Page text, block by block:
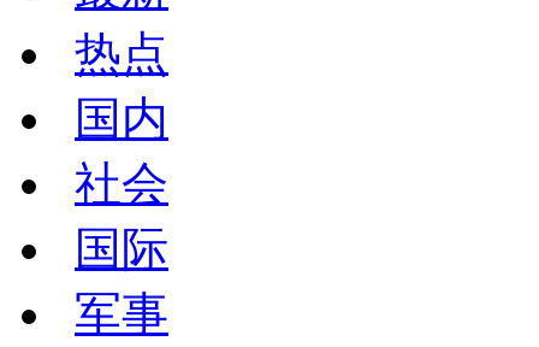
热点
国内
社会
国际
军事